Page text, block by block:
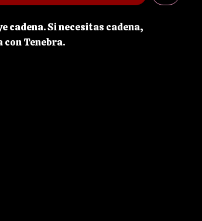
cadena. Si necesitas cadena,
Tenebra.